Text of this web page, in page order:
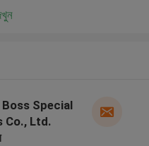
Special
Co., Ltd.